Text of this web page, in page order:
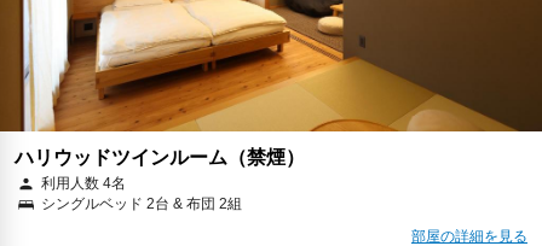
ハリウッドツインルーム（禁煙）
利用人数 4名
シングルベッド 2台 & 布団 2組
部屋の詳細を見る